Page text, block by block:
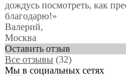
дождусь посмотреть, как
благодарю!»
Валерий,
Москва
Оставить отзыв
Все отзывы (32)
Мы в социальных сетях